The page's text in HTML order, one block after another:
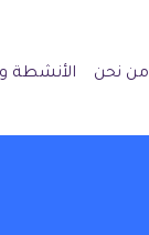
من نحن الأنشطة